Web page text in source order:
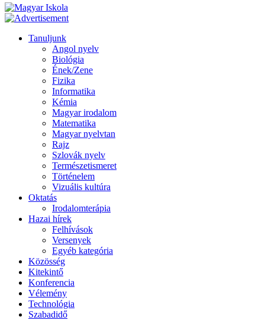
Tanuljunk
Angol nyelv
Biológia
Ének/Zene
Fizika
Informatika
Kémia
Magyar irodalom
Matematika
Magyar nyelvtan
Rajz
Szlovák nyelv
Természetismeret
Történelem
Vizuális kultúra
Oktatás
Irodalomterápia
Hazai hírek
Felhívások
Versenyek
Egyéb kategória
Közösség
Kitekintő
Konferencia
Vélemény
Technológia
Szabadidő